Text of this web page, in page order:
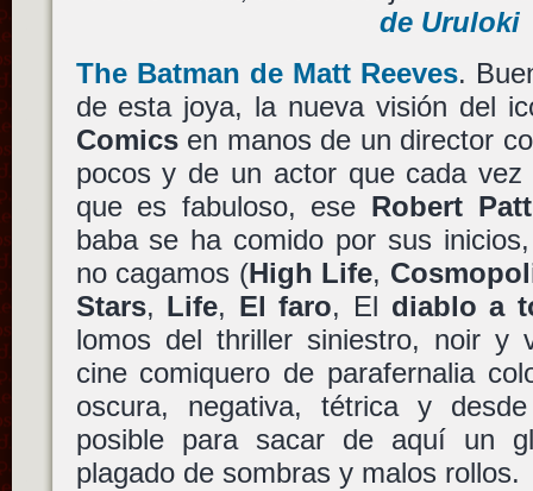
de Uruloki
The Batman de Matt Reeves.
de esta joya, la nueva visión del
Comicsen manos de un director
pocos y de un actor que cada
que es fabuloso, ese Robert
baba se ha comido por sus
no cagamos (High Life,
Stars, Life, El faro, El diablo a
lomos del thriller siniestro, noir y
cine comiquero de parafernalia
oscura, negativa, tétrica y
posible para sacar de aquí un
plagado de sombras y malos rollos.